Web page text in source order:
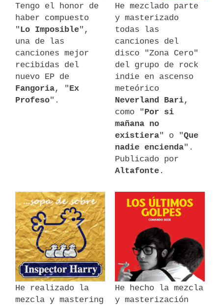
Tengo el honor de
haber compuesto
"Lo Imposible",
una de las
canciones mejor
recibidas del
nuevo EP de
Fangoria, "Ex
Profeso".
He mezclado parte
y masterizado
todas las
canciones del
disco "Zona Cero"
del grupo de rock
indie en ascenso
meteórico
Neverland Bari,
como "Por si
mañana no
existiera" o "Que
nadie encienda".
Publicado por
Altafonte .
He realizado la
mezcla y mastering
He hecho la mezcla
y masterización